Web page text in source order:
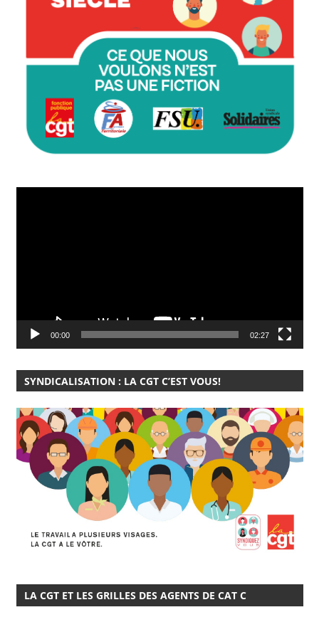
00:00 02:27
SYNDICALISATION : LA CGT C’EST VOUS!
LA CGT ET LES GRILLES DES AGENTS DE CAT C